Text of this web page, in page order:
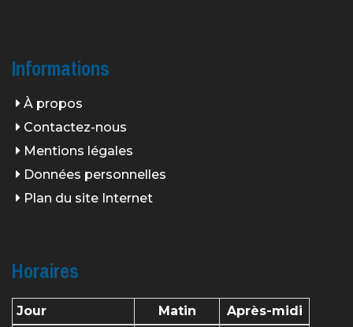
Informations
À propos
Contactez-nous
Mentions légales
Données personnelles
Plan du site Internet
Horaires
Jour Matin Après-midi